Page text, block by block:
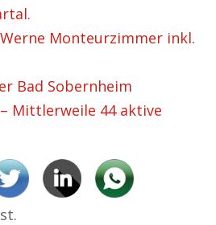
Monteurzimmer inkl.
Bad Sobernheim
Mittlerweile 44 aktive